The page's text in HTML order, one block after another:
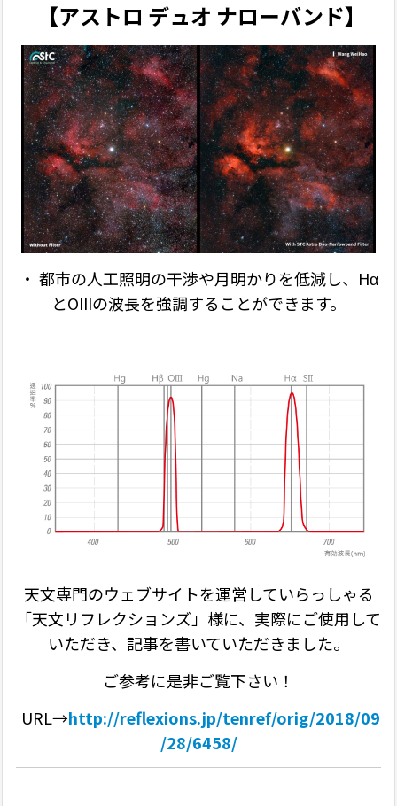
【アストロ デュオ ナローバンド】
・ 都市の人工照明の干渉や月明かりを低減し、 Hα
とOIIIの波長を強調することができます。
天文専門のウェブサイトを運営していらっしゃる
「天文リフレクションズ」様に、実際にご使用して
いただき、記事を書いていただきました。
ご参考に是非ご覧下さい！
URL→http://reflexions.jp/tenref/orig/2018/09
/28/6458/